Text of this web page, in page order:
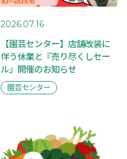
2026.07.16
【園芸センター】店舗改装に
伴う休業と『売り尽くしセー
ル』開催のお知らせ
園芸センター